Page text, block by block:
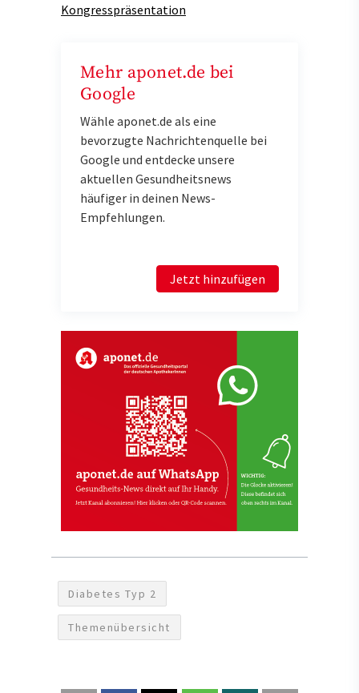
Kongresspräsentation
Mehr aponet.de bei
Google
Wähle aponet.de als eine
bevorzugte Nachrichtenquelle bei
Google und entdecke unsere
aktuellen Gesundheitsnews
häufiger in deinen News-
Empfehlungen.
Jetzt hinzufügen
Diabetes Typ 2
Themenübersicht